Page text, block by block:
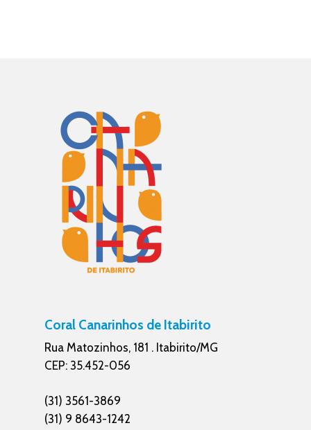
Coral Canarinhos de Itabirito
Rua Matozinhos, 181 . Itabirito/MG
CEP: 35.452-056
(31) 3561-3869
(31) 9 8643-1242